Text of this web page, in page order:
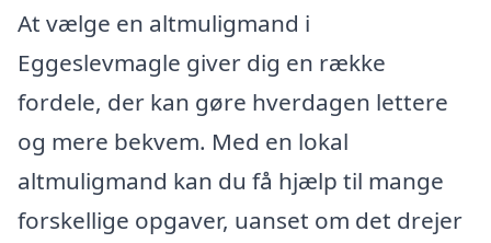
At vælge en altmuligmand i
Eggeslevmagle giver dig en række
fordele, der kan gøre hverdagen lettere
og mere bekvem. Med en lokal
altmuligmand kan du få hjælp til mange
forskellige opgaver, uanset om det drejer